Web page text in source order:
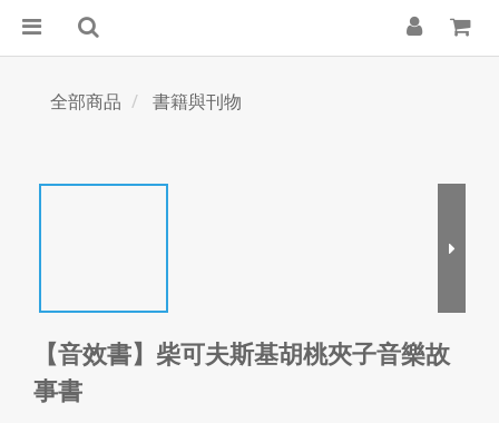
全部商品 書籍與刊物
【音效書】柴可夫斯基胡桃夾子音樂故
事書